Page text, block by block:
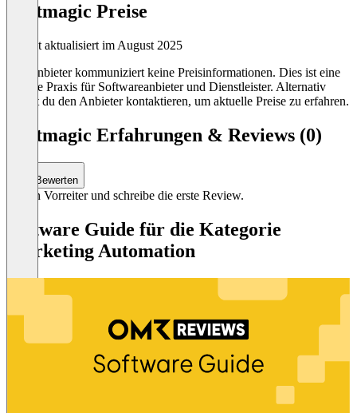
Textmagic Preise
Zuletzt aktualisiert im August 2025
Der Anbieter kommuniziert keine Preisinformationen. Dies ist eine
übliche Praxis für Softwareanbieter und Dienstleister. Alternativ
kannst du den Anbieter kontaktieren, um aktuelle Preise zu erfahren.
Textmagic Erfahrungen & Reviews (0)
Bewerten
Sei ein Vorreiter und schreibe die erste Review.
Software Guide für die Kategorie
Marketing Automation